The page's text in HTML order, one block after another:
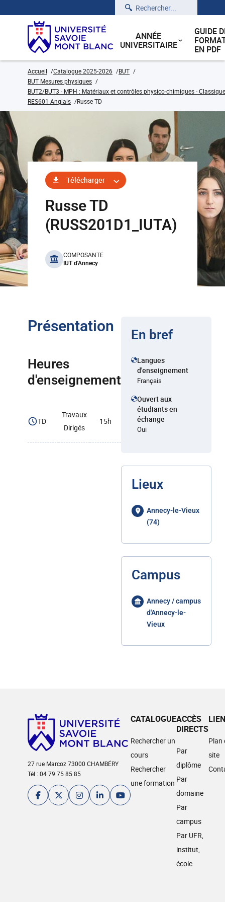
Rechercher
ANNÉE
UNIVERSITAIRE
GUIDE
EN PDF
Accueil Catalogue 2025-2026
BUT
BUT Mesures physiques
BUT2/BUT3 - MPH : Matériaux et contrôles physico-chimiques -
RES601 Anglais
Russe TD
Télécharger
Russe TD
(RUSS201D1_IUTA)
benefits
COMPOSANTE
IUT d'Annecy
Présentation
Heures
d'enseignement
TD
Travaux
Dirigés
15h
En bref
Langues
d'enseignement
Français
Ouvert aux
étudiants en
échange
Oui
Lieux
Annecy-le-Vieux
(74)
Campus
Annecy / campus
d'Annecy-le-
Vieux
27 rue Marcoz 73000 CHAMBÉRY
Tél : 04 79 75 85 85
CATALOGUE
Rechercher un
cours
Rechercher
une formation
ACCÈS
DIRECTS
Par
diplôme
Par
domaine
Par
campus
Par UFR,
institut,
école
Plan
site